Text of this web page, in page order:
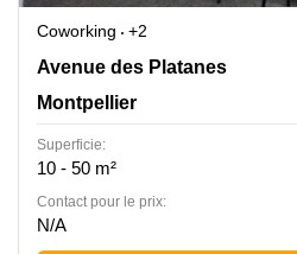
Coworking
+2
1280 av des platanes, future
Avenue des Platanes
Montpellier
Superficie:
10 - 50 m²
Contact pour le prix:
N/A